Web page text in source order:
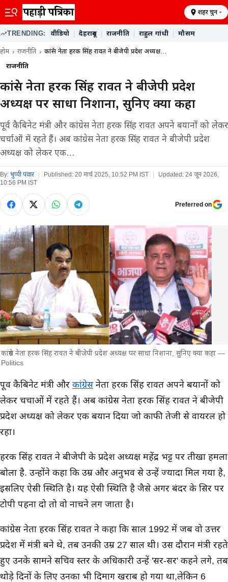
शहर चुनें
TRENDING: वीडियो देहरादून राजनीति राहुल गांधी मौसम
होम राजनीति कांग्रेस नेता हरक सिंह रावत ने बीजेपी प्रदेश अध्यक्ष…
राजनीति
कांग्रेस नेता हरक सिंह रावत ने बीजेपी प्रदेश
अध्यक्ष पर साधा निशाना, सुनिए क्या कहा
पूर्व कैबिनेट मंत्री और कांग्रेस नेता हरक सिंह रावत अपने बयानों को लेकर
चर्चाओं में रहते हैं। अब कांग्रेस नेता हरक सिंह रावत ने बीजेपी प्रदेश
अध्यक्ष को लेकर एक…
By: भुप्पी पंवार Published: 20 मार्च 2025, 10:52 PM IST Updated: 24 जून 2026,
10:56 PM IST
Preferred on
कांग्रेस नेता हरक सिंह रावत ने बीजेपी प्रदेश अध्यक्ष पर साधा निशाना, सुनिए क्या कहा —
Politics
मुख्य समाचार
पूर्व कैबिनेट मंत्री और कांग्रेसनेता हरक सिंह रावत अपने बयानों को
लेकर चर्चाओं में रहते हैं। अब कांग्रेस नेता हरक सिंह रावत ने बीजेपी
प्रदेश अध्यक्ष को लेकर एक बयान दिया जो काफी तेजी से वायरल हो
रहा।
हरक सिंह रावत ने बीजेपी के प्रदेश अध्यक्ष महेंद्र भट्ट पर तीखा हमला
बोला है. उन्होंने कहा कि उम्र और अनुभव से उन्हें ज्यादा मिल गया है,
इसलिए ऐसी स्थिति है। यह ऐसी स्थिति है जैसे अगर बंदर के सिर पर
टोपी पहना दो तो वो नाचने लग जाता है।
कांग्रेस नेता हरक सिंह रावत ने कहा कि साल 1992 में जब वो उत्तर
प्रदेश में मंत्री बने थे, तब उनकी उम्र 27 साल थी। उस दौरान मंत्री रहते
हुए उनके सामने सचिव स्तर के अधिकारी उन्हें 'सर-सर' कहने लगे, तब
थोड़े दिनों के लिए उनका भी दिमाग खराब हो गया था,लेकिन 6